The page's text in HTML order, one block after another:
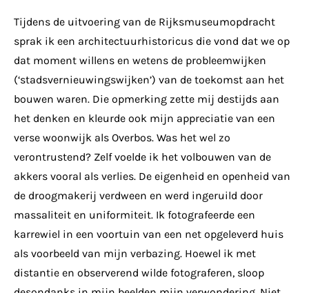
Tijdens de uitvoering van de Rijksmuseumopdracht
sprak ik een architectuurhistoricus die vond dat we op
dat moment willens en wetens de probleemwijken
(‘stadsvernieuwingswijken’) van de toekomst aan het
bouwen waren. Die opmerking zette mij destijds aan
het denken en kleurde ook mijn appreciatie van een
verse woonwijk als Overbos. Was het wel zo
verontrustend? Zelf voelde ik het volbouwen van de
akkers vooral als verlies. De eigenheid en openheid van
de droogmakerij verdween en werd ingeruild door
massaliteit en uniformiteit. Ik fotografeerde een
karrewiel in een voortuin van een net opgeleverd huis
als voorbeeld van mijn verbazing. Hoewel ik met
distantie en observerend wilde fotograferen, sloop